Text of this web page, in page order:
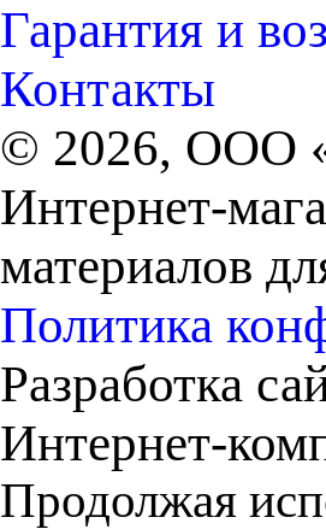
Гарантия и
Контакты
© 2026, ООО
Интернет-
материалов
Политика
Разработка
Интернет-
Продолжая